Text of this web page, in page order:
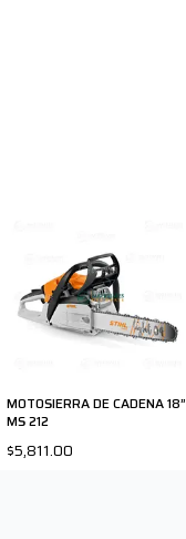
MOTOSIERRA DE CADENA 18”
MS 212
$5,811.00